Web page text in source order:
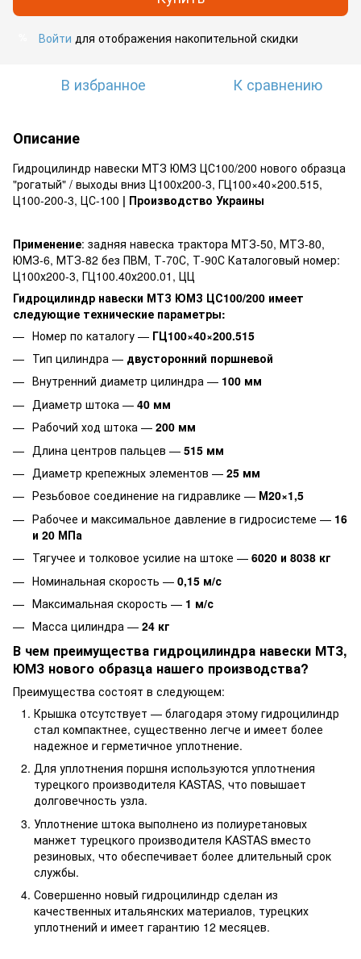
Войти для отображения накопительной скидки
В избранное К сравнению
Описание
Гидроцилиндр навески МТЗ ЮМЗ ЦС100/200 нового образца
"рогатый" / выходы вниз Ц100х200-3, ГЦ100×40×200.515,
Ц100-200-3, ЦС-100 | Производство Украины
Применение: задняя навеска трактора МТЗ-50, МТЗ-80,
ЮМЗ-6, МТЗ-82 без ПВМ, Т-70С, Т-90С Каталоговый номер:
Ц100х200-3, ГЦ100.40х200.01, ЦЦ
Гидроцилиндр навески МТЗ ЮМЗ ЦС100/200 имеет
следующие технические параметры:
Номер по каталогу — ГЦ100×40×200.515
Тип цилиндра — двусторонний поршневой
Внутренний диаметр цилиндра — 100 мм
Диаметр штока — 40 мм
Рабочий ход штока — 200 мм
Длина центров пальцев — 515 мм
Диаметр крепежных элементов — 25 мм
Резьбовое соединение на гидравлике — М20×1,5
Рабочее и максимальное давление в гидросистеме — 16
и 20 МПа
Тягучее и толковое усилие на штоке — 6020 и 8038 кг
Номинальная скорость — 0,15 м/с
Максимальная скорость — 1 м/с
Масса цилиндра — 24 кг
В чем преимущества гидроцилиндра навески МТЗ,
ЮМЗ нового образца нашего производства?
Преимущества состоят в следующем:
Крышка отсутствует — благодаря этому гидроцилиндр
стал компактнее, существенно легче и имеет более
надежное и герметичное уплотнение.
Для уплотнения поршня используются уплотнения
турецкого производителя KASTAS, что повышает
долговечность узла.
Уплотнение штока выполнено из полиуретановых
манжет турецкого производителя KASTAS вместо
резиновых, что обеспечивает более длительный срок
службы.
Совершенно новый гидроцилиндр сделан из
качественных итальянских материалов, турецких
уплотнений и имеет гарантию 12 месяцев.